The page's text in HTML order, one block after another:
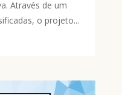
Através de um
o projeto...